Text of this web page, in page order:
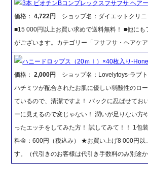
3本 ビオチンBコンプレックスフサフサ ヘア
価格：4,722円
ショップ名：ダイエットクリニ
■15 000円以上お買い求めで送料無料！ ■他にも
がございます。カテゴリー「フサフサ・ヘアケア
ハニードロップス（20ｍｌ）×40枚入り-
価格：2,000円
ショップ名：Lovelytoys-ラブ
ハチミツが配合されたお肌に優しい弱酸性のロ
ているので、清潔ですよ！ バックに忍ばせてお
ーに見えるので変じゃない！ 潤いが足りない方
ったエッチをしてみた方！ 試してみて！！ 1包
料金：600円（税込み） ★お買い上げ8 000円以
す。（代引きのお客様は代引き手数料のみ別途か